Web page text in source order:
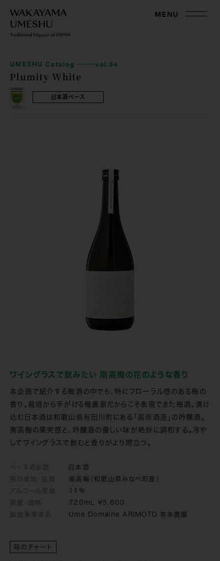
MENU
UMESHU Catalog vol.34
Plumity White
日本酒ベース
ワイングラスで飲みたい 南高梅の花のような香り
本企画で紹介する梅酒の中でも、特にフローラル感のある梅の
香り。栽培から手がける梅農家だからこそ表現できた梅酒。漬け
込む日本酒は和歌山県有田川町にある「高垣酒造」の吟醸酒。
南高梅の果実感と、吟醸酒の優しい味が絶妙に調和する。冷や
してワイングラスで飲むと香りがより際立つ。
ベースのお酒
日本酒
梅の産地・品種
南高梅（和歌山県みなべ町産）
アルコール度数
11%
容量・価格
720mL ¥5,600
製造事業者名
Ume Domaine ARIMOTO 有本農園
味のチャート